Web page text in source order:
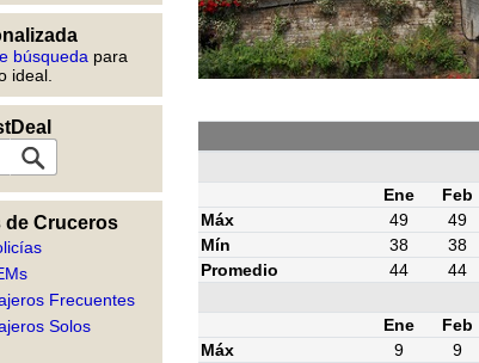
búsqueda para
ideal.
de Cruceros
Frecuentes
Solos
Ene
Feb
Máx
49 49
Mín
38 38
Promedio
44 44
Ene
Feb
Máx
9 9